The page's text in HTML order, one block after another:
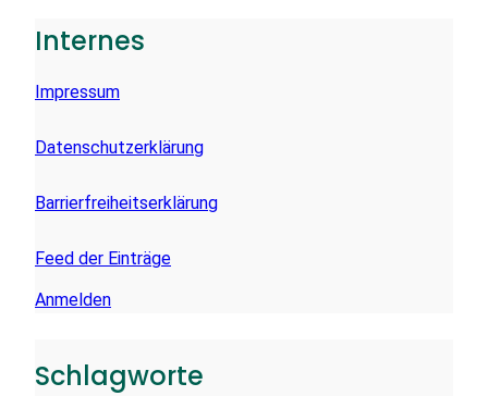
Internes
Impressum
Datenschutzerklärung
Barrierfreiheitserklärung
Feed der Einträge
Anmelden
Schlagworte